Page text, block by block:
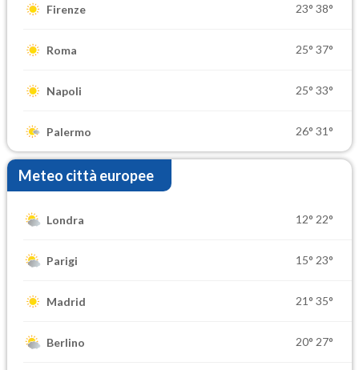
Firenze 23° 38°
Roma 25° 37°
Napoli 25° 33°
Palermo 26° 31°
Meteo città europee
Londra 12° 22°
Parigi 15° 23°
Madrid 21° 35°
Berlino 20° 27°